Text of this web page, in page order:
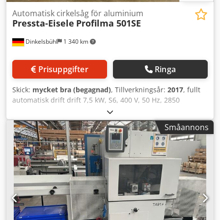
Dinkelsbühl 1 340 km
Automatisk cirkelsåg för aluminium
Pressta-Eisele Profilma 501SE
Prisuppgifter Ringa
Skick: mycket bra (begagnad), Tillverkningsår: 2017, fullt
automatisk drift drift 7,5 kW, S6, 400 V, 50 Hz, 2850
varv/min. för användning av sågblad D 550 mm sågområde
270 x 140 mm (bredd x höjd), D 185 mm max. profilbredd
270 mm styrning med display inklusive styckräknare
inklusive backfunktion upp till en sektionslängd på max
3000 mm automatisk avstängning via ändlägesbrytare vid
sågmaterialets slut hydropneumatisk sågbladsmata,
steglöst justerbar, underifrån och uppåt vertikal och
horisontell spännanordning, på matar- och
utmatningssidan av såghuvudet pneumatisk
doseringssprutanordning sågspaltbreddning på båda
sidor om sågbladet Csdozn H Uhspfx Anvjrf elektronisk
Småannons